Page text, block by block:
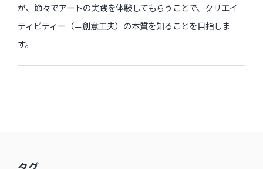
が、節々でアートの実践を体験してもらうことで、クリエイ
ティビティー（＝創意工夫）の本質を知ることを目指しま
す。